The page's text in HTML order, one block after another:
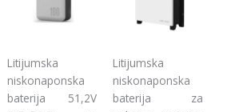
Litijumska
niskonaponska
baterija 51,2V
Litijumska
niskonaponska
baterija za